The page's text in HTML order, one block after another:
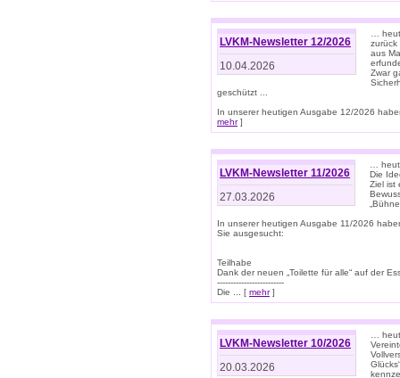
LVKM-Newsletter 12/2026
10.04.2026
…
zurück
aus
Zwar
geschützt ...
In unserer heutigen Ausgabe 12/2026
mehr]
LVKM-Newsletter 11/2026
27.03.2026
…
Die
Ziel ist
In unserer heutigen Ausgabe 11/2026
Sie ausgesucht:
Teilhabe
Dank der neuen „Toilette für alle“ auf der
-------------------------
Die ... [ mehr]
LVKM-Newsletter 10/2026
20.03.2026
…